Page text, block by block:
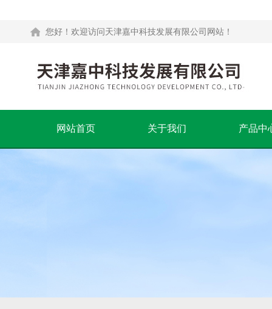
您好！欢迎访问天津嘉中科技发展有限公司网站！
网站首页 关于我们 产品中